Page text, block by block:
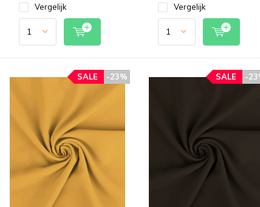
Vergelijk Vergelijk
-23%
SALE -
SALE